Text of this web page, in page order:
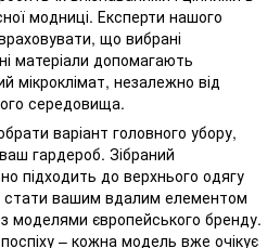
модниці. Експерти нашого
що вибрані
матеріали допомагають
мікроклімат, незалежно від
середовища.
варіант головного убору,
гардероб. Зібраний
підходить до верхнього одягу
вашим вдалим елементом
моделями європейського бренду.
– кожна модель вже очікує